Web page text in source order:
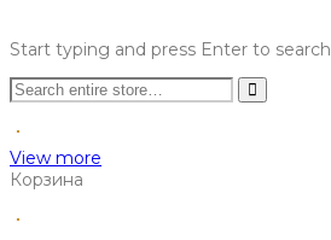
Start typing and press Enter to search
View more
Корзина